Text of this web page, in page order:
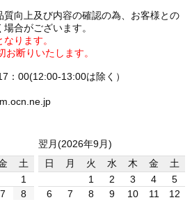
向上及び内容の確認の為、お客様との
合がございます。
ります。
断りいたします。
：00(12:00-13:00は除く）
土
1
7
8
翌月(2026年9月)
日
月 火 水 木 金
土
1
2 3 4
5
6
7 8 9 10 11
12